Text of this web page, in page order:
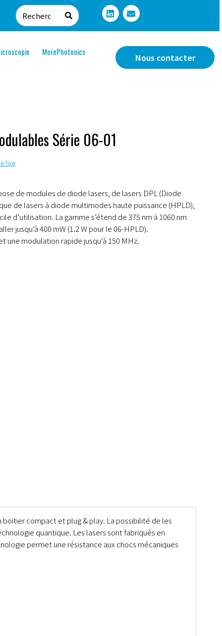
MorePhotonics
Nous contacter
Série 06-01
fixe
de modules de diode lasers, de lasers DPL (Diode
de lasers à diode multimodes haute puissance (HPLD),
d’utilisation. La gamme s’étend de 375 nm à 1060 nm
jusqu’à 400 mW (1.2 W pour le 06-HPLD).
une modulation rapide jusqu’à 150 MHz.
compact et plug & play. La possibilité de les
quantique. Les lasers sont fabriqués en
permet une résistance aux chocs mécaniques